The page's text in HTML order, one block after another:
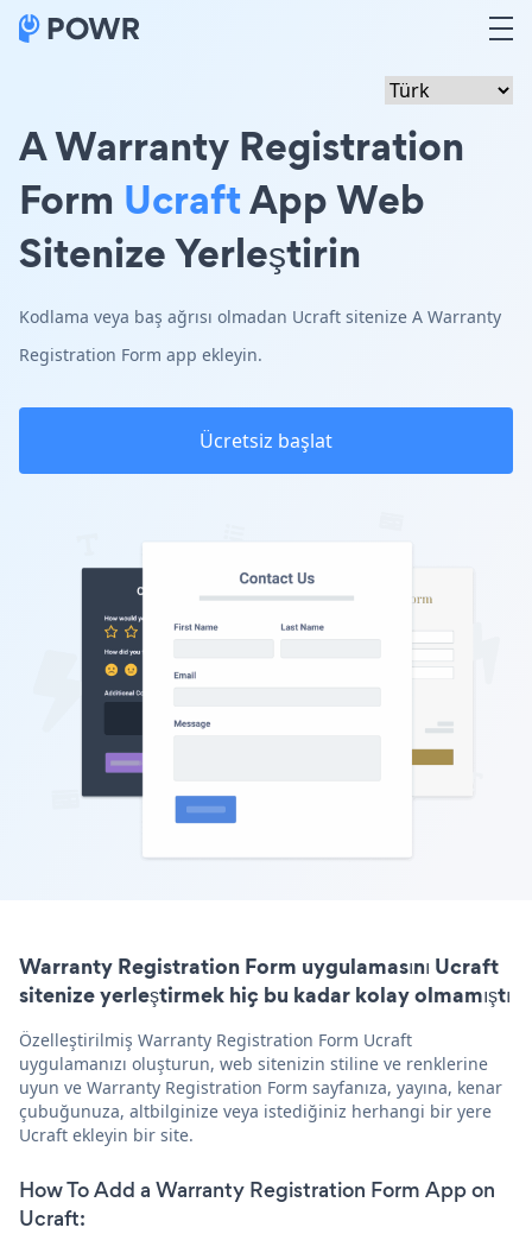
A Warranty Registration
Form UcraftApp Web
Sitenize Yerleştirin
Kodlama veya baş ağrısı olmadan Ucraft sitenize A Warranty
Registration Form app ekleyin.
Ücretsiz başlat
Warranty Registration Form uygulamasını Ucraft
sitenize yerleştirmek hiç bu kadar kolay olmamıştı
Özelleştirilmiş Warranty Registration Form Ucraft
uygulamanızı oluşturun, web sitenizin stiline ve renklerine
uyun ve Warranty Registration Form sayfanıza, yayına, kenar
çubuğunuza, altbilginize veya istediğiniz herhangi bir yere
Ucraft ekleyin bir site.
How To Add a Warranty Registration Form App on
Ucraft: